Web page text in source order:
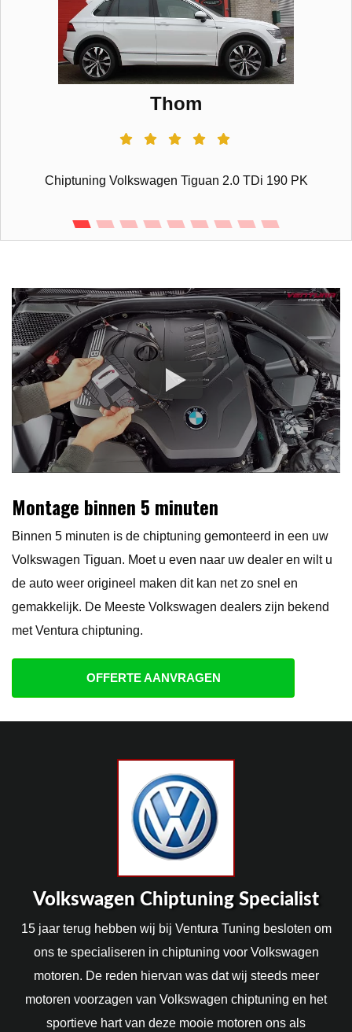
Thom
Chiptuning Volkswagen Tiguan 2.0 TDi 190 PK
Montage binnen 5 minuten
Binnen 5 minuten is de chiptuning gemonteerd in een uw
Volkswagen Tiguan. Moet u even naar uw dealer en wilt u
de auto weer origineel maken dit kan net zo snel en
gemakkelijk. De Meeste Volkswagen dealers zijn bekend
met Ventura chiptuning.
OFFERTE AANVRAGEN
Volkswagen Chiptuning Specialist
15 jaar terug hebben wij bij Ventura Tuning besloten om
ons te specialiseren in chiptuning voor Volkswagen
motoren. De reden hiervan was dat wij steeds meer
motoren voorzagen van Volkswagen chiptuning en het
sportieve hart van deze mooie motoren ons als